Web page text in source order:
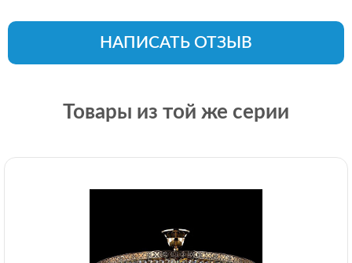
НАПИСАТЬ ОТЗЫВ
Товары из той же серии